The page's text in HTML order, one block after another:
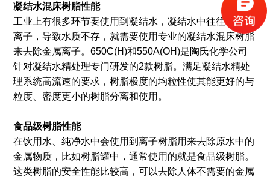
凝结水混床树脂性能
工业上有很多环节要使用到凝结水，凝结水中往往有一些
离子，导致水质不存，就需要使用专业的凝结水混床树脂
来去除金属离子。650C(H)和550A(OH)是陶氏化学公司
针对凝结水精处理专门研发的2款树脂。满足凝结水精处
理系统高流速的要求，树脂极度的均粒性使其能更好的与
粒度、密度更小的树脂分离和使用。
食品级树脂性能
在饮用水、纯净水中会使用到离子树脂用来去除原水中的
金属物质，比如树脂罐中，通常使用的就是食品级树脂。
这类树脂的安全性能比较高，可以去除人体不需要的金属